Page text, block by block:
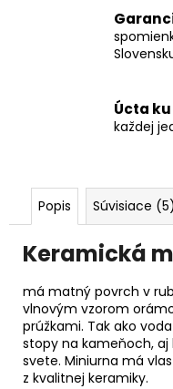
Úcta ku
každej
Popis Súvisiace (5)
Keramická
má matný povrch v
vlnovým vzorom
prúžkami. Tak ako
stopy na kameňoch,
svete. Miniurna má
z kvalitnej keramiky.